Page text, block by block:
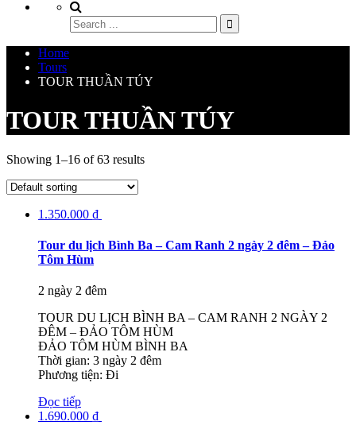
Home
Tours
TOUR THUẦN TÚY
TOUR THUẦN TÚY
Showing 1–16 of 63 results
1.350.000 ₫
Tour du lịch Bình Ba – Cam Ranh 2 ngày 2 đêm – Đảo
Tôm Hùm
2 ngày 2 đêm
TOUR DU LỊCH BÌNH BA – CAM RANH 2 NGÀY 2
ĐÊM – ĐẢO TÔM HÙM
ĐẢO TÔM HÙM BÌNH BA
Thời gian: 3 ngày 2 đêm
Phương tiện: Đi
Đọc tiếp
1.690.000 ₫